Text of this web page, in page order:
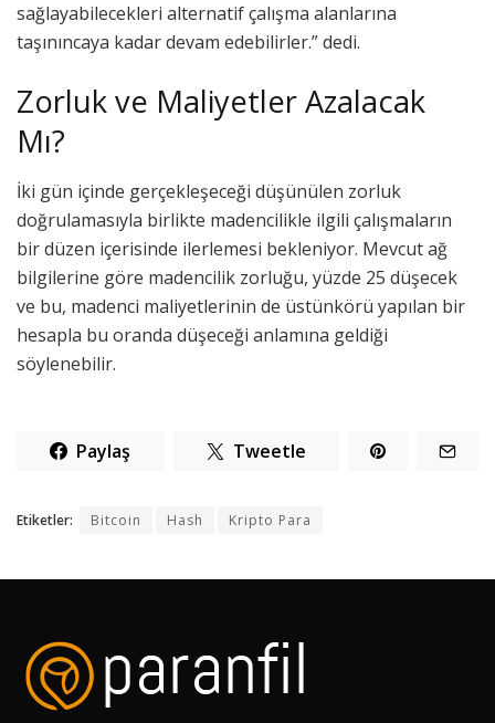
sağlayabilecekleri alternatif çalışma alanlarına
taşınıncaya kadar devam edebilirler.” dedi.
Zorluk ve Maliyetler Azalacak
Mı?
İki gün içinde gerçekleşeceği düşünülen zorluk
doğrulamasıyla birlikte madencilikle ilgili çalışmaların
bir düzen içerisinde ilerlemesi bekleniyor. Mevcut ağ
bilgilerine göre madencilik zorluğu, yüzde 25 düşecek
ve bu, madenci maliyetlerinin de üstünkörü yapılan bir
hesapla bu oranda düşeceği anlamına geldiği
söylenebilir.
Paylaş Tweetle
Etiketler: Bitcoin Hash Kripto Para